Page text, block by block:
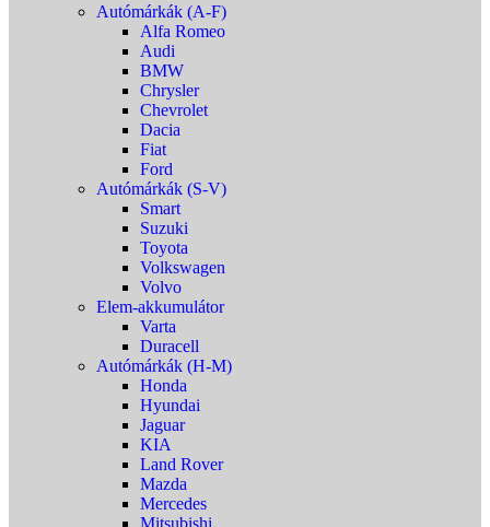
Autómárkák (A-F)
Alfa Romeo
Audi
BMW
Chrysler
Chevrolet
Dacia
Fiat
Ford
Autómárkák (S-V)
Smart
Suzuki
Toyota
Volkswagen
Volvo
Elem-akkumulátor
Varta
Duracell
Autómárkák (H-M)
Honda
Hyundai
Jaguar
KIA
Land Rover
Mazda
Mercedes
Mitsubishi